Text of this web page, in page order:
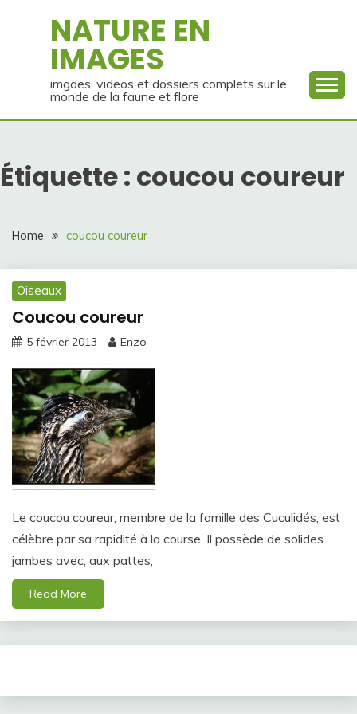
NATURE EN
IMAGES
imgaes, videos et dossiers complets sur le
monde de la faune et flore
Étiquette : coucou coureur
Home coucou coureur
Oiseaux
Coucou coureur
5 février 2013 Enzo
Le coucou coureur, membre de la famille des Cuculidés, est
célèbre par sa rapidité à la course. Il possède de solides
jambes avec, aux pattes,
Read More